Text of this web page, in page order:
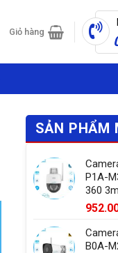
Giỏ hàng
SẢN PHẨM
P1A-
360
B0A-